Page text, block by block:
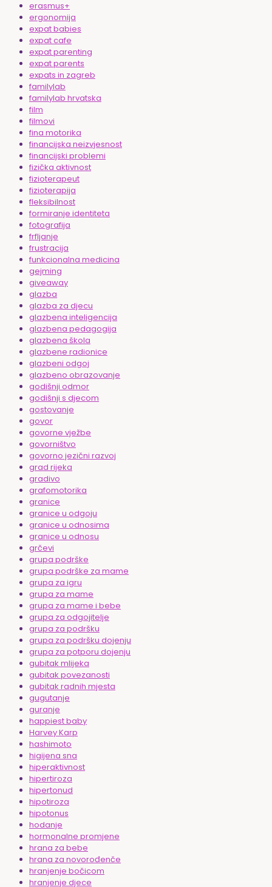
erasmus+
ergonomija
expat babies
expat cafe
expat parenting
expat parents
expats in zagreb
familylab
familylab hrvatska
film
filmovi
fina motorika
financijska neizvjesnost
financijski problemi
fizička aktivnost
fizioterapeut
fizioterapija
fleksibilnost
formiranje identiteta
fotografija
frfljanje
frustracija
funkcionalna medicina
gejming
giveaway
glazba
glazba za djecu
glazbena inteligencija
glazbena pedagogija
glazbena škola
glazbene radionice
glazbeni odgoj
glazbeno obrazovanje
godišnji odmor
godišnji s djecom
gostovanje
govor
govorne vježbe
govorništvo
govorno jezični razvoj
grad rijeka
gradivo
grafomotorika
granice
granice u odgoju
granice u odnosima
granice u odnosu
grčevi
grupa podrške
grupa podrške za mame
grupa za igru
grupa za mame
grupa za mame i bebe
grupa za odgojitelje
grupa za podršku
grupa za podršku dojenju
grupa za potporu dojenju
gubitak mlijeka
gubitak povezanosti
gubitak radnih mjesta
gugutanje
guranje
happiest baby
Harvey Karp
hashimoto
higijena sna
hiperaktivnost
hipertiroza
hipertonud
hipotiroza
hipotonus
hodanje
hormonalne promjene
hrana za bebe
hrana za novorođenče
hranjenje bočicom
hranjenje djece